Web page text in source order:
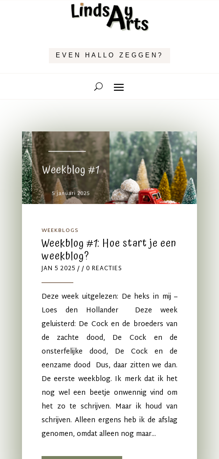
EVEN HALLO ZEGGEN?
WEEKBLOGS
Weekblog #1: Hoe start je een
weekblog?
JAN 5 2025 / / 0 REACTIES
Deze week uitgelezen: De heks in mij –
Loes den Hollander Deze week
geluisterd: De Cock en de broeders van
de zachte dood, De Cock en de
onsterfelijke dood, De Cock en de
eenzame dood Dus, daar zitten we dan.
De eerste weekblog. Ik merk dat ik het
nog wel een beetje onwennig vind om
het zo te schrijven. Maar ik houd van
schrijven. Alleen ergens heb ik de afslag
genomen, omdat alleen nog maar...